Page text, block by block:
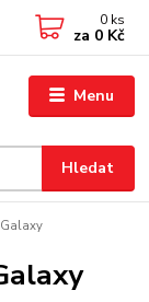
Menu
Hledat
0 ks
za 0 Kč